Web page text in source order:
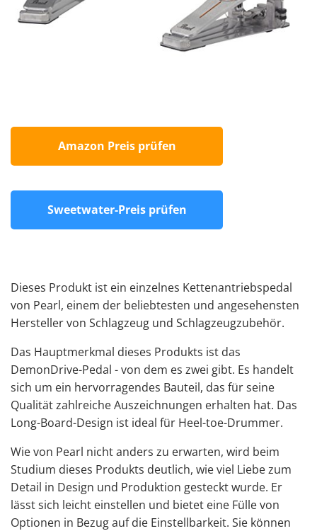
Amazon Preis prüfen
Sweetwater-Preis prüfen
Dieses Produkt ist ein einzelnes Kettenantriebspedal
von Pearl, einem der beliebtesten und angesehensten
Hersteller von Schlagzeug und Schlagzeugzubehör.
Das Hauptmerkmal dieses Produkts ist das
DemonDrive-Pedal - von dem es zwei gibt. Es handelt
sich um ein hervorragendes Bauteil, das für seine
Qualität zahlreiche Auszeichnungen erhalten hat. Das
Long-Board-Design ist ideal für Heel-toe-Drummer.
Wie von Pearl nicht anders zu erwarten, wird beim
Studium dieses Produkts deutlich, wie viel Liebe zum
Detail in Design und Produktion gesteckt wurde. Er
lässt sich leicht einstellen und bietet eine Fülle von
Optionen in Bezug auf die Einstellbarkeit. Sie können